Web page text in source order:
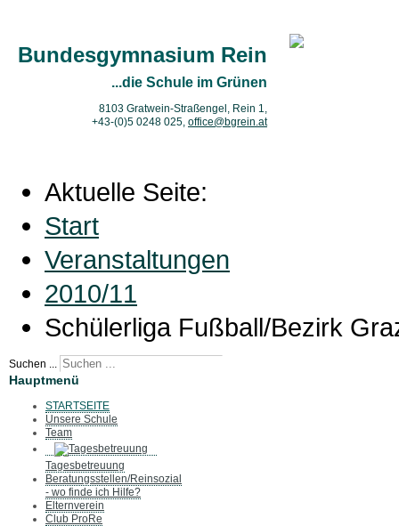
Bundesgymnasium Rein
...die Schule im Grünen
8103 Gratwein-Straßengel, Rein 1,
+43-(0)5 0248 025, office@bgrein.at
Aktuelle Seite:
Start
Veranstaltungen
2010/11
Schülerliga Fußball/Bezirk
Suchen ...
Hauptmenü
STARTSEITE
Unsere Schule
Team
Tagesbetreuung
Beratungsstellen/Reinsozial
- wo finde ich Hilfe?
Elternverein
Club ProRe